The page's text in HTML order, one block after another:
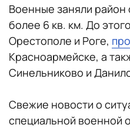
Военные заняли
более 6 кв. км. До
Орестополе и Роге,
Красноармейске, а
Синельниково и
Свежие новости о
специальной военной